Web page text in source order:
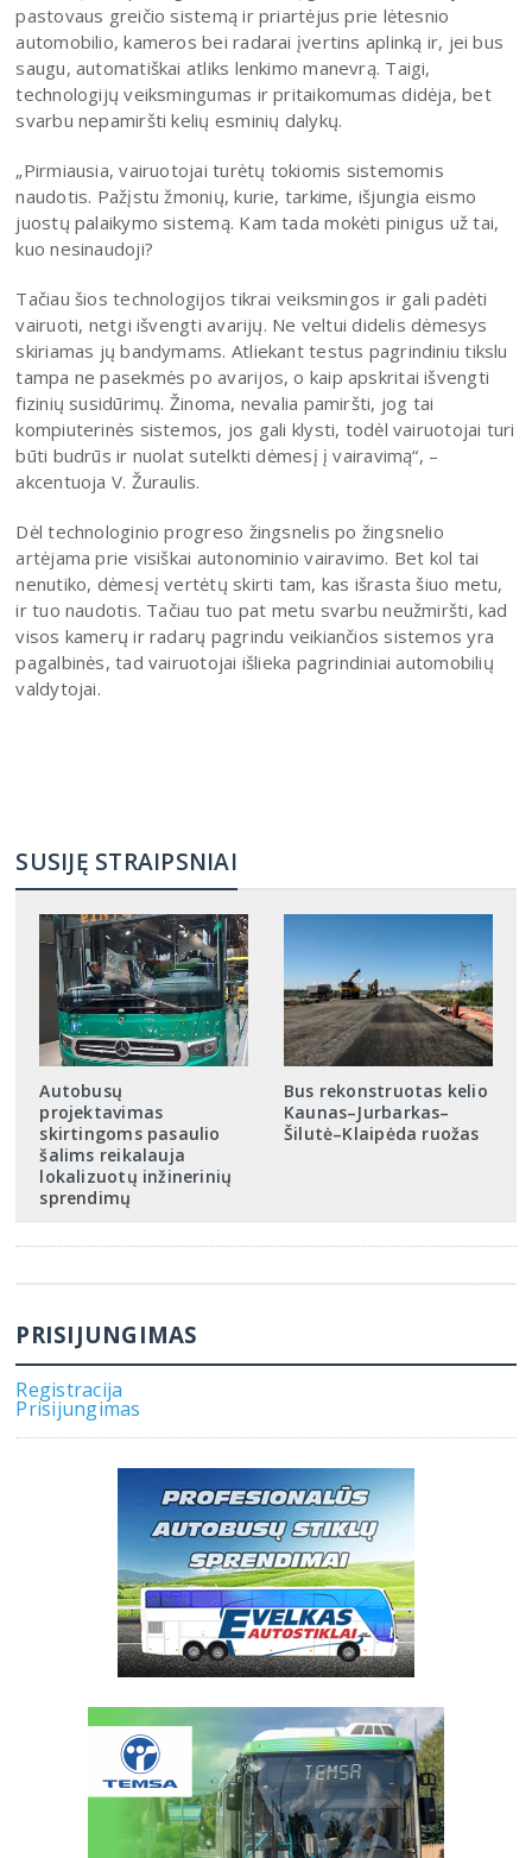
pastovaus greičio sistemą ir priartėjus prie lėtesnio
automobilio, kameros bei radarai įvertins aplinką ir, jei bus
saugu, automatiškai atliks lenkimo manevrą. Taigi,
technologijų veiksmingumas ir pritaikomumas didėja, bet
svarbu nepamiršti kelių esminių dalykų.
„Pirmiausia, vairuotojai turėtų tokiomis sistemomis
naudotis. Pažįstu žmonių, kurie, tarkime, išjungia eismo
juostų palaikymo sistemą. Kam tada mokėti pinigus už tai,
kuo nesinaudoji?
Tačiau šios technologijos tikrai veiksmingos ir gali padėti
vairuoti, netgi išvengti avarijų. Ne veltui didelis dėmesys
skiriamas jų bandymams. Atliekant testus pagrindiniu tikslu
tampa ne pasekmės po avarijos, o kaip apskritai išvengti
fizinių susidūrimų. Žinoma, nevalia pamiršti, jog tai
kompiuterinės sistemos, jos gali klysti, todėl vairuotojai turi
būti budrūs ir nuolat sutelkti dėmesį į vairavimą“, –
akcentuoja V. Žuraulis.
Dėl technologinio progreso žingsnelis po žingsnelio
artėjama prie visiškai autonominio vairavimo. Bet kol tai
nenutiko, dėmesį vertėtų skirti tam, kas išrasta šiuo metu,
ir tuo naudotis. Tačiau tuo pat metu svarbu neužmiršti, kad
visos kamerų ir radarų pagrindu veikiančios sistemos yra
pagalbinės, tad vairuotojai išlieka pagrindiniai automobilių
valdytojai.
SUSIJĘ STRAIPSNIAI
Autobusų
projektavimas
skirtingoms pasaulio
šalims reikalauja
lokalizuotų inžinerinių
sprendimų
Bus rekonstruotas kelio
Kaunas–Jurbarkas–
Šilutė–Klaipėda ruožas
PRISIJUNGIMAS
Registracija
Prisijungimas